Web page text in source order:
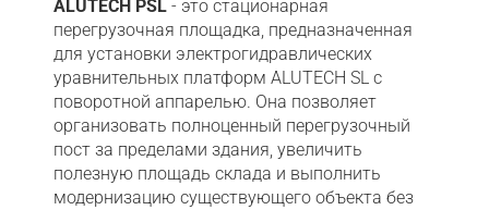
ALUTECH PSL - это стационарная
перегрузочная площадка, предназначенная
для установки электрогидравлических
уравнительных платформ ALUTECH SL с
поворотной аппарелью. Она позволяет
организовать полноценный перегрузочный
пост за пределами здания, увеличить
полезную площадь склада и выполнить
модернизацию существующего объекта без